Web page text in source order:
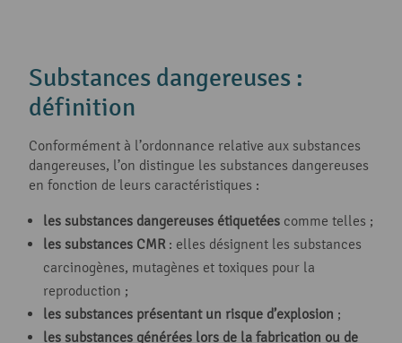
Substances dangereuses :
définition
Conformément à l’ordonnance relative aux substances
dangereuses, l’on distingue les substances dangereuses
en fonction de leurs caractéristiques :
les substances dangereuses étiquetées comme telles ;
les substances CMR: elles désignent les substances
carcinogènes, mutagènes et toxiques pour la
reproduction ;
les substances présentant un risque d’explosion ;
les substances générées lors de la fabrication ou de